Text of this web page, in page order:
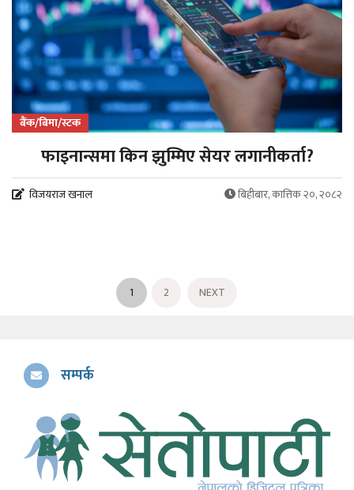
बैंक/बिमा/स्टक
फाइनान्समा किन झुम्मिए सेयर लगानीकर्ता?
विजयराज खनाल बिहीबार, कात्तिक २०, २०८२
1 2 NEXT
सम्पर्क